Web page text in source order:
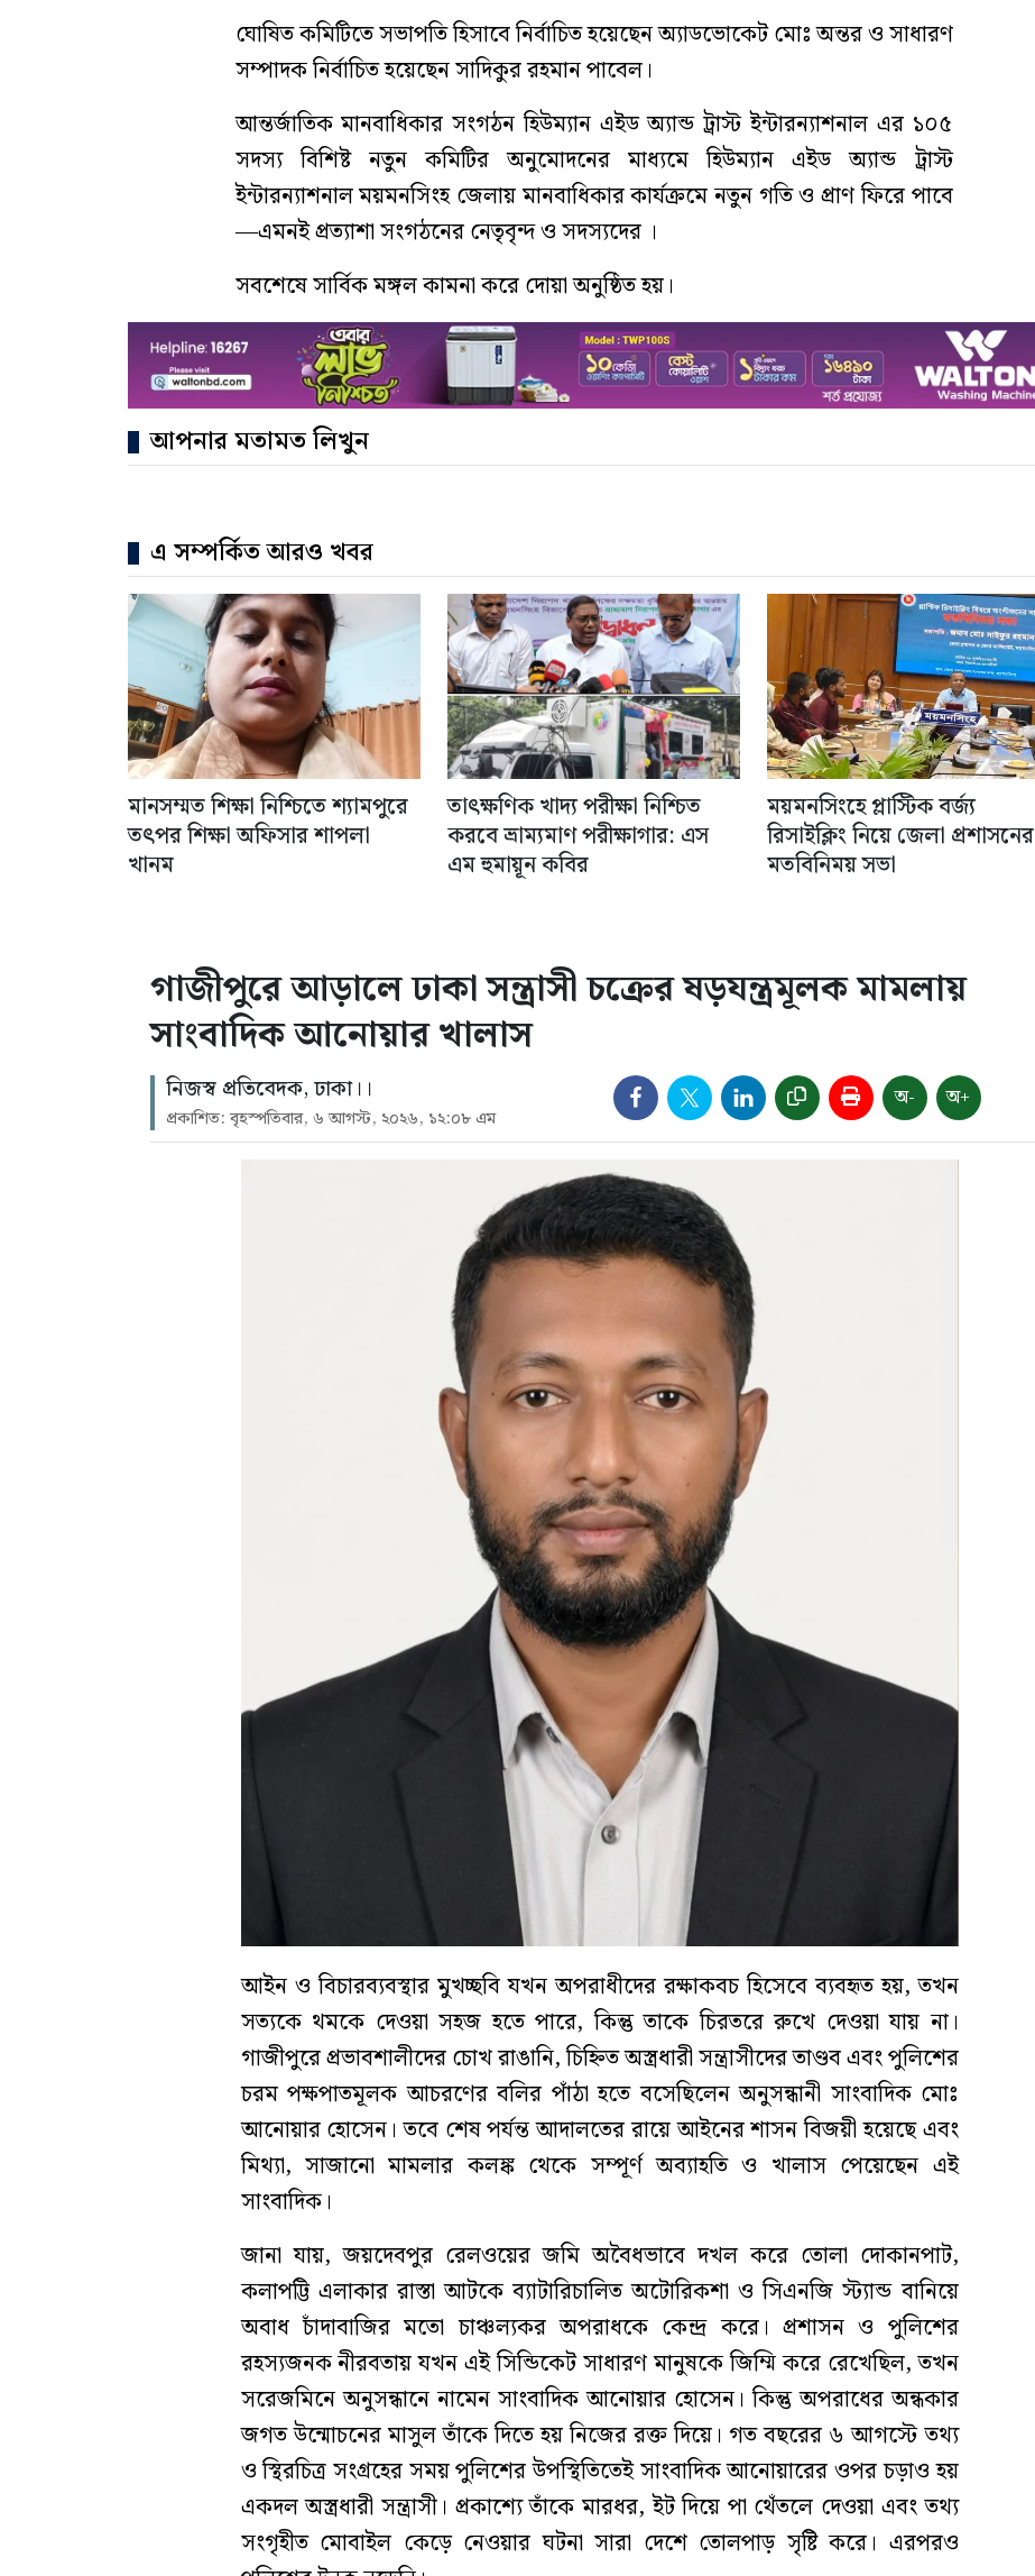
ঘোষিত কমিটিতে সভাপতি হিসাবে নির্বাচিত হয়েছেন অ্যাডভোকেট মোঃ অন্তর ও সাধারণ
সম্পাদক নির্বাচিত হয়েছেন সাদিকুর রহমান পাবেল।
আন্তর্জাতিক মানবাধিকার সংগঠন হিউম্যান এইড অ্যান্ড ট্রাস্ট ইন্টারন্যাশনাল এর ১০৫
সদস্য বিশিষ্ট নতুন কমিটির অনুমোদনের মাধ্যমে হিউম্যান এইড অ্যান্ড ট্রাস্ট
ইন্টারন্যাশনাল ময়মনসিংহ জেলায় মানবাধিকার কার্যক্রমে নতুন গতি ও প্রাণ ফিরে পাবে
—এমনই প্রত্যাশা সংগঠনের নেতৃবৃন্দ ও সদস্যদের ।
সবশেষে সার্বিক মঙ্গল কামনা করে দোয়া অনুষ্ঠিত হয়।
আপনার মতামত লিখুন
এ সম্পর্কিত আরও খবর
মানসম্মত শিক্ষা নিশ্চিতে শ্যামপুরে
তৎপর শিক্ষা অফিসার শাপলা
খানম
তাৎক্ষণিক খাদ্য পরীক্ষা নিশ্চিত
করবে ভ্রাম্যমাণ পরীক্ষাগার: এস
এম হুমায়ূন কবির
ময়মনসিংহে প্লাস্টিক বর্জ্য
রিসাইক্লিং নিয়ে জেলা প্রশাসনের
মতবিনিময় সভা
গাজীপুরে আড়ালে ঢাকা সন্ত্রাসী চক্রের ষড়যন্ত্রমূলক মামলায়
সাংবাদিক আনোয়ার খালাস
নিজস্ব প্রতিবেদক, ঢাকা।।
প্রকাশিত: বৃহস্পতিবার, ৬ আগস্ট, ২০২৬, ১২:০৮ এম
অ- অ+
আইন ও বিচারব্যবস্থার মুখচ্ছবি যখন অপরাধীদের রক্ষাকবচ হিসেবে ব্যবহৃত হয়, তখন
সত্যকে থমকে দেওয়া সহজ হতে পারে, কিন্তু তাকে চিরতরে রুখে দেওয়া যায় না।
গাজীপুরে প্রভাবশালীদের চোখ রাঙানি, চিহ্নিত অস্ত্রধারী সন্ত্রাসীদের তাণ্ডব এবং পুলিশের
চরম পক্ষপাতমূলক আচরণের বলির পাঁঠা হতে বসেছিলেন অনুসন্ধানী সাংবাদিক মোঃ
আনোয়ার হোসেন। তবে শেষ পর্যন্ত আদালতের রায়ে আইনের শাসন বিজয়ী হয়েছে এবং
মিথ্যা, সাজানো মামলার কলঙ্ক থেকে সম্পূর্ণ অব্যাহতি ও খালাস পেয়েছেন এই
সাংবাদিক।
জানা যায়, জয়দেবপুর রেলওয়ের জমি অবৈধভাবে দখল করে তোলা দোকানপাট,
কলাপট্টি এলাকার রাস্তা আটকে ব্যাটারিচালিত অটোরিকশা ও সিএনজি স্ট্যান্ড বানিয়ে
অবাধ চাঁদাবাজির মতো চাঞ্চল্যকর অপরাধকে কেন্দ্র করে। প্রশাসন ও পুলিশের
রহস্যজনক নীরবতায় যখন এই সিন্ডিকেট সাধারণ মানুষকে জিম্মি করে রেখেছিল, তখন
সরেজমিনে অনুসন্ধানে নামেন সাংবাদিক আনোয়ার হোসেন। কিন্তু অপরাধের অন্ধকার
জগত উন্মোচনের মাসুল তাঁকে দিতে হয় নিজের রক্ত দিয়ে। গত বছরের ৬ আগস্টে তথ্য
ও স্থিরচিত্র সংগ্রহের সময় পুলিশের উপস্থিতিতেই সাংবাদিক আনোয়ারের ওপর চড়াও হয়
একদল অস্ত্রধারী সন্ত্রাসী। প্রকাশ্যে তাঁকে মারধর, ইট দিয়ে পা থেঁতলে দেওয়া এবং তথ্য
সংগৃহীত মোবাইল কেড়ে নেওয়ার ঘটনা সারা দেশে তোলপাড় সৃষ্টি করে। এরপরও